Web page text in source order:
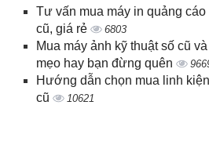
Tư vấn mua máy in quảng
cũ, giá rẻ
6803
Mua máy ảnh kỹ thuật số cũ
mẹo hay bạn đừng quên
Hướng dẫn chọn mua linh
cũ
10621